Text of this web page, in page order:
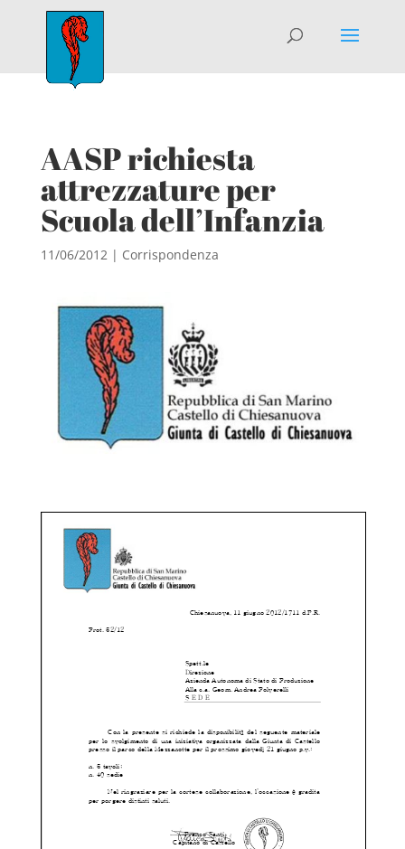
AASP richiesta
attrezzature per
Scuola dell’Infanzia
11/06/2012| Corrispondenza